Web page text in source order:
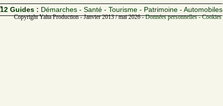
12 Guides : Démarches - Santé - Tourisme - Patrimoine - Automobiles
Copyright Yalta Production - Janvier 2013 / mai 2026 -Données personnelles -